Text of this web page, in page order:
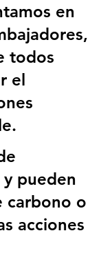
en
todos
el
pueden
carbono o
acciones